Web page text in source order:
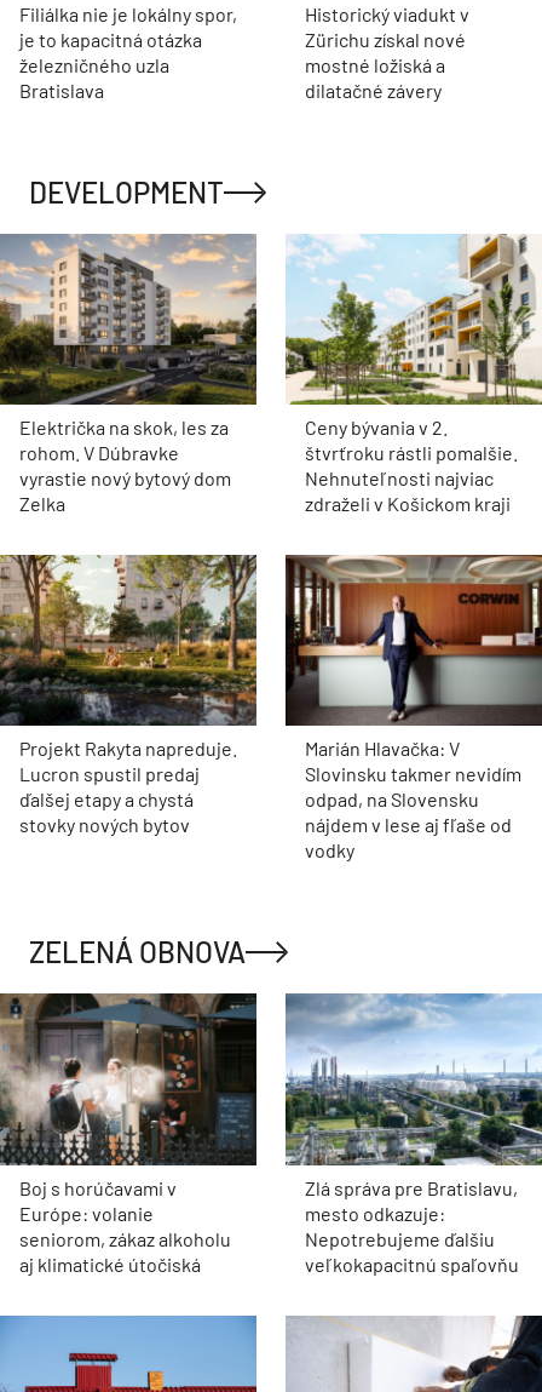
Filiálka nie je lokálny spor,
je to kapacitná otázka
železničného uzla
Bratislava
Historický viadukt v
Zürichu získal nové
mostné ložiská a
dilatačné závery
DEVELOPMENT
Električka na skok, les za
rohom. V Dúbravke
vyrastie nový bytový dom
Zelka
Ceny bývania v 2.
štvrťroku rástli pomalšie.
Nehnuteľnosti najviac
zdraželi v Košickom kraji
Projekt Rakyta napreduje.
Lucron spustil predaj
ďalšej etapy a chystá
stovky nových bytov
Marián Hlavačka: V
Slovinsku takmer nevidím
odpad, na Slovensku
nájdem v lese aj fľaše od
vodky
ZELENÁ OBNOVA
Boj s horúčavami v
Európe: volanie
seniorom, zákaz alkoholu
aj klimatické útočiská
Zlá správa pre Bratislavu,
mesto odkazuje:
Nepotrebujeme ďalšiu
veľkokapacitnú spaľovňu